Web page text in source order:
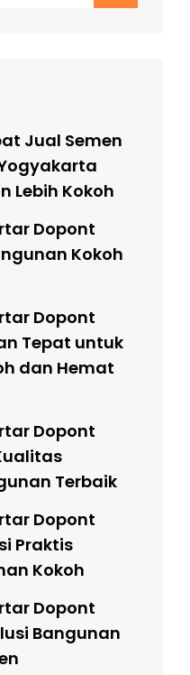
Jual Semen
Lebih Kokoh
Dopont
Kokoh
Dopont
Tepat untuk
dan Hemat
Dopont
Terbaik
Dopont
Praktis
Kokoh
Dopont
Bangunan